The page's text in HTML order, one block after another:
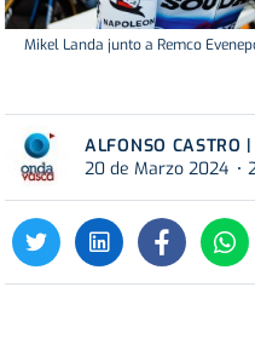
Mikel Landa junto a Remco
ALFONSO CASTRO
20 de Marzo 2024